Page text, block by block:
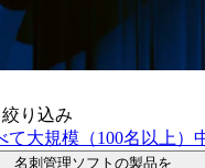
絞り込み
て大規模（100名以上）
名刺管理ソフトの製品を